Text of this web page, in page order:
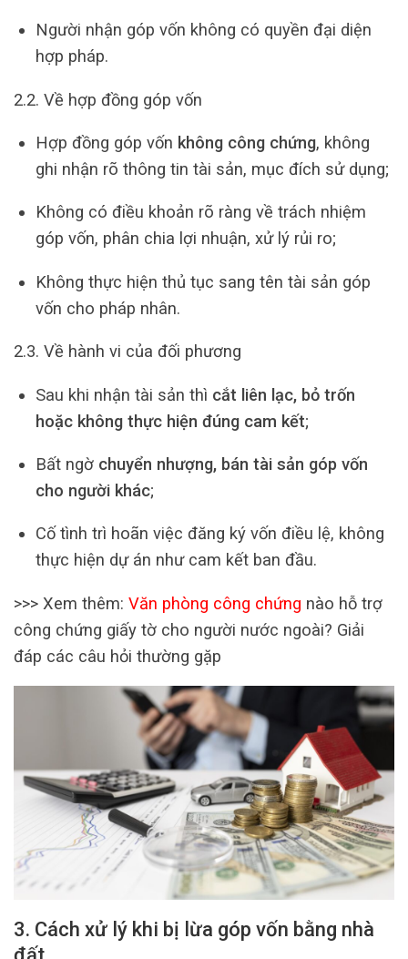
Người nhận góp vốn không có quyền đại diện
hợp pháp.
2.2. Về hợp đồng góp vốn
Hợp đồng góp vốn không công chứng, không
ghi nhận rõ thông tin tài sản, mục đích sử dụng;
Không có điều khoản rõ ràng về trách nhiệm
góp vốn, phân chia lợi nhuận, xử lý rủi ro;
Không thực hiện thủ tục sang tên tài sản góp
vốn cho pháp nhân.
2.3. Về hành vi của đối phương
Sau khi nhận tài sản thì cắt liên lạc, bỏ trốn
hoặc không thực hiện đúng cam kết;
Bất ngờ chuyển nhượng, bán tài sản góp vốn
cho người khác;
Cố tình trì hoãn việc đăng ký vốn điều lệ, không
thực hiện dự án như cam kết ban đầu.
>>> Xem thêm: Văn phòng công chứng nào hỗ trợ
công chứng giấy tờ cho người nước ngoài? Giải
đáp các câu hỏi thường gặp
3. Cách xử lý khi bị lừa góp vốn bằng nhà